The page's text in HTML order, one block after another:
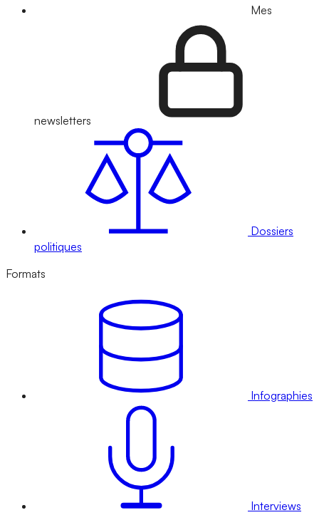
Mes
newsletters
Dossiers
politiques
Formats
Infographies
Interviews